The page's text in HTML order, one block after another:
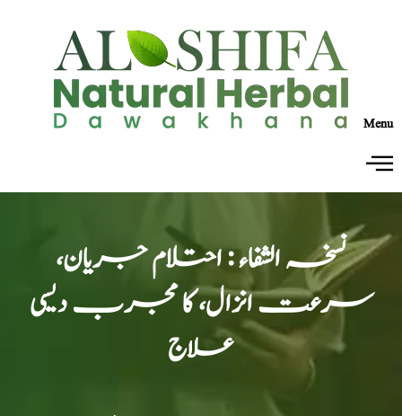
Menu
نسخہ الشفاء : احتلام جریان،
سرعت انزال، کا مجرب دیسی
علاج